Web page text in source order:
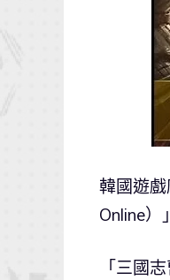
韓國遊
Online）
「三國